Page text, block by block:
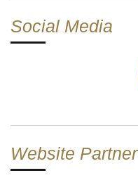
Social Media
Website Partner